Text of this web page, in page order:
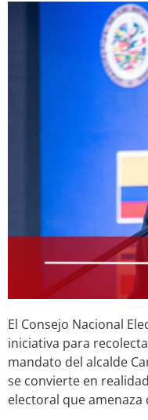
El Consejo Nacional
iniciativa para
mandato del alcalde
se convierte en
electoral que